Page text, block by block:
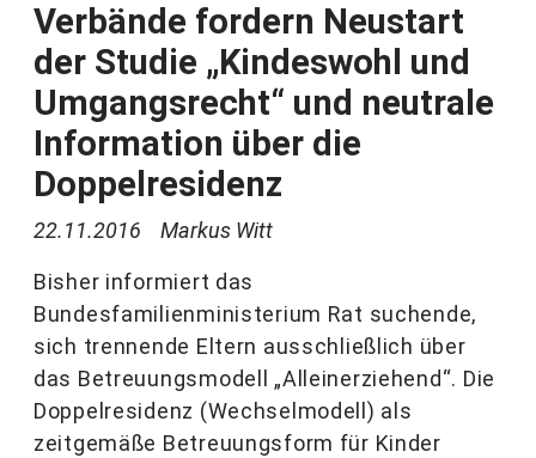
Verbände fordern Neustart
der Studie „Kindeswohl und
Umgangsrecht“ und neutrale
Information über die
Doppelresidenz
22.11.2016 Markus Witt
Bisher informiert das
Bundesfamilienministerium Rat suchende,
sich trennende Eltern ausschließlich über
das Betreuungsmodell „Alleinerziehend“. Die
Doppelresidenz (Wechselmodell) als
zeitgemäße Betreuungsform für Kinder